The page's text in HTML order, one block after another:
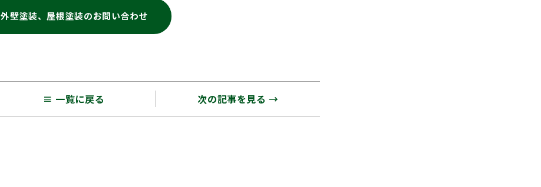
外壁塗装、屋根塗装のお問い合わせ
≡ 一覧に戻る 次の記事を見る →